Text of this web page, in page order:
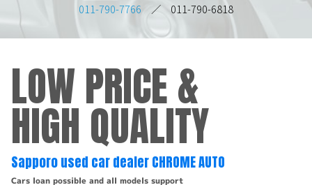
011-790-7766 ／ 011-790-6818
LOW PRICE &
HIGH QUALITY
Sapporo used car dealer CHROME AUTO
Cars loan possible and all models support